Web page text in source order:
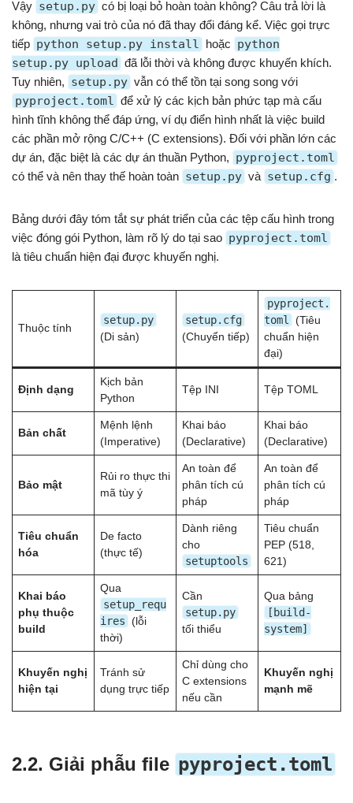
Vậy setup.py có bị loại bỏ hoàn toàn không? Câu trả lời là
không, nhưng vai trò của nó đã thay đổi đáng kể. Việc gọi trực
tiếp python setup.py install hoặc python
setup.py upload đã lỗi thời và không được khuyến khích.
Tuy nhiên, setup.py vẫn có thể tồn tại song song với
pyproject.toml để xử lý các kịch bản phức tạp mà cấu
hình tĩnh không thể đáp ứng, ví dụ điển hình nhất là việc build
các phần mở rộng C/C++ (C extensions). Đối với phần lớn các
dự án, đặc biệt là các dự án thuần Python, pyproject.toml
có thể và nên thay thế hoàn toàn setup.py và setup.cfg .
Bảng dưới đây tóm tắt sự phát triển của các tệp cấu hình trong
việc đóng gói Python, làm rõ lý do tại sao pyproject.toml
là tiêu chuẩn hiện đại được khuyến nghị.
Thuộc tính
setup.py
(Di sản)
setup.cfg
(Chuyển tiếp)
pyproject.
toml
(Tiêu
chuẩn hiện
đại)
Định dạng
Kịch bản
Python
Tệp INI Tệp TOML
Bản chất
Mệnh lệnh
(Imperative)
Khai báo
(Declarative)
Khai báo
(Declarative)
Bảo mật
Rủi ro thực thi
mã tùy ý
An toàn để
phân tích cú
pháp
An toàn để
phân tích cú
pháp
Tiêu chuẩn
hóa
De facto
(thực tế)
Dành riêng
cho
setuptools
Tiêu chuẩn
PEP (518,
621)
Khai báo
phụ thuộc
build
Qua
setup_requ
ires
(lỗi
thời)
Cần
setup.py
tối thiểu
Qua bảng
[build-
system]
Khuyến nghị
hiện tại
Tránh sử
dụng trực tiếp
Chỉ dùng cho
C extensions
nếu cần
Khuyến nghị
mạnh mẽ
2.2. Giải phẫu file pyproject.toml